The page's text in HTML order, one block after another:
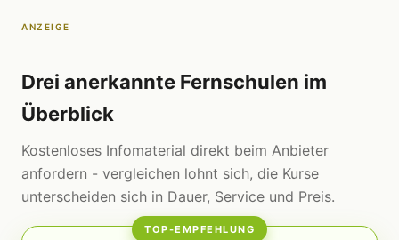
ANZEIGE
Drei anerkannte Fernschulen im
Überblick
Kostenloses Infomaterial direkt beim Anbieter
anfordern - vergleichen lohnt sich, die Kurse
unterscheiden sich in Dauer, Service und Preis.
TOP-EMPFEHLUNG